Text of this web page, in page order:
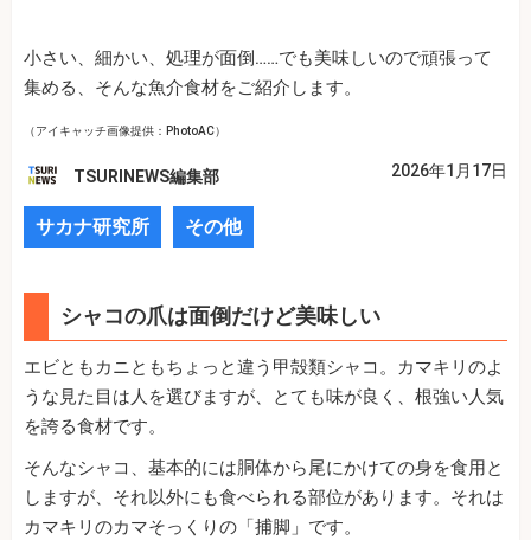
小さい、細かい、処理が面倒……でも美味しいので頑張って
集める、そんな魚介食材をご紹介します。
（アイキャッチ画像提供：PhotoAC）
TSURINEWS編集部 2026年1月17日
サカナ研究所 その他
シャコの爪は面倒だけど美味しい
エビともカニともちょっと違う甲殻類シャコ。カマキリのよ
うな見た目は人を選びますが、とても味が良く、根強い人気
を誇る食材です。
そんなシャコ、基本的には胴体から尾にかけての身を食用と
しますが、それ以外にも食べられる部位があります。それは
カマキリのカマそっくりの「捕脚」です。